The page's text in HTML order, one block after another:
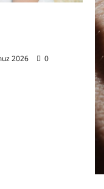
Belirtileri,
Yöntemler ve
2026 0